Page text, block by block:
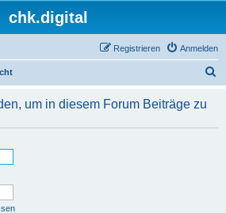
chk.digital
Anmelden
Registrieren
h
um in diesem Forum Beiträge zu